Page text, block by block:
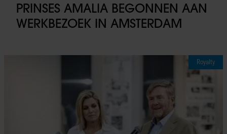
PRINSES AMALIA BEGONNEN AAN
WERKBEZOEK IN AMSTERDAM
Royalty